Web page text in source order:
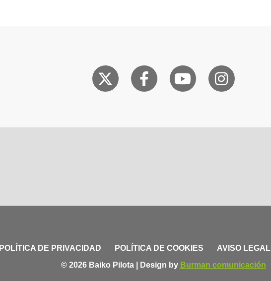
POLÍTICA DE PRIVACIDAD POLÍTICA DE COOKIES AVISO LEGAL
© 2026 Baiko Pilota | Design by Burman comunicación